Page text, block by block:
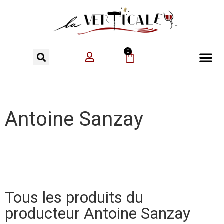
0
Antoine Sanzay
Tous les produits du
producteur Antoine Sanzay